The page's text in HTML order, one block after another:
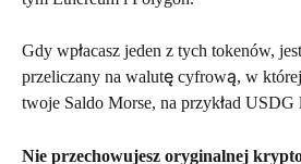
Gdy wpłacasz jeden z tych tokenów,
przeliczany na walutę cyfrową, w
twoje Saldo Morse, na przykład
Nie przechowujesz oryginalnej